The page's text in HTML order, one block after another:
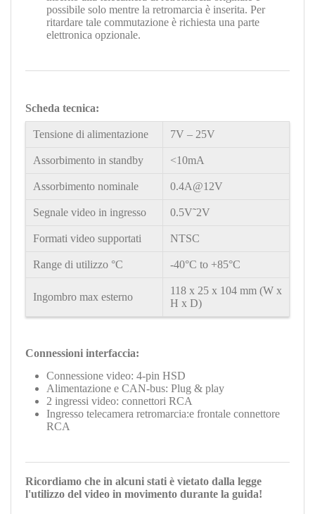
possibile solo mentre la retromarcia è inserita. Per
ritardare tale commutazione è richiesta una parte
elettronica opzionale.
Scheda tecnica:
Tensione di alimentazione 7V – 25V
Assorbimento in standby <10mA
Assorbimento nominale 0.4A@12V
Segnale video in ingresso 0.5V˜2V
Formati video supportati NTSC
Range di utilizzo °C -40°C to +85°C
Ingombro max esterno
118 x 25 x 104 mm (W x
H x D)
Connessioni interfaccia:
Connessione video: 4-pin HSD
Alimentazione e CAN-bus: Plug & play
2 ingressi video: connettori RCA
Ingresso telecamera retromarcia:e frontale connettore
RCA
Ricordiamo che in alcuni stati è vietato dalla legge
l'utilizzo del video in movimento durante la guida!